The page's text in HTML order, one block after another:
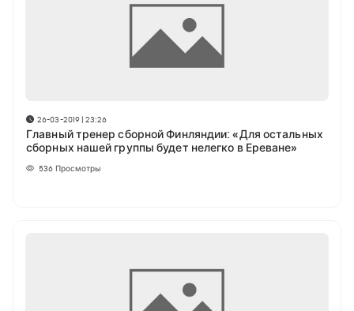
26-03-2019 | 23:26
Главный тренер сборной Финляндии: «Для остальных
сборных нашей группы будет нелегко в Ереване»
536 Просмотры